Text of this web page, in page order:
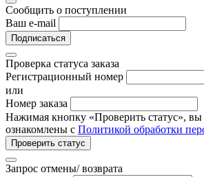
Сообщить о поступлении
Ваш e-mail
Подписаться
Проверка статуса заказа
Регистрационный номер
или
Номер заказа
Нажимая кнопку «Проверить статус», вы
ознакомлены с Политикой обработки
Проверить статус
Запрос отмены/ возврата